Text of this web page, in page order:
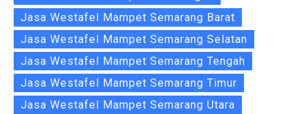
Jasa Westafel Mampet Semarang Barat
Jasa Westafel Mampet Semarang Selatan
Jasa Westafel Mampet Semarang Tengah
Jasa Westafel Mampet Semarang Timur
Jasa Westafel Mampet Semarang Utara